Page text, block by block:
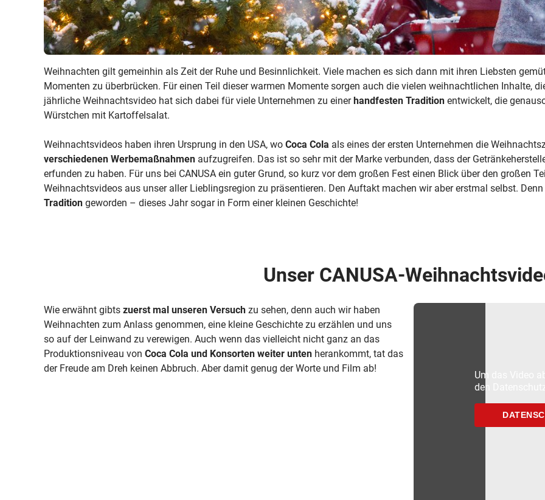
Weihnachten gilt gemeinhin als Zeit der Ruhe und Besinnlichkeit. Viele machen es sich dann mit ihren Liebsten
Momenten zu überbrücken. Für einen Teil dieser warmen Momente sorgen auch die vielen weihnachtlichen Inhalte,
jährliche Weihnachtsvideo hat sich dabei für viele Unternehmen zu einerhandfesten Tradition entwickelt, die
Würstchen mit Kartoffelsalat.
Weihnachtsvideos haben ihren Ursprung in den USA, wo Coca Cola als eines der ersten Unternehmen die
verschiedenen Werbemaßnahmen aufzugreifen. Das ist so sehr mit der Marke verbunden, dass der
erfunden zu haben. Für uns bei CANUSA ein guter Grund, so kurz vor dem großen Fest einen Blick über den großen
Weihnachtsvideos aus unser aller Lieblingsregion zu präsentieren. Den Auftakt machen wir aber erstmal selbst. Denn
Tradition geworden – dieses Jahr sogar in Form einer kleinen Geschichte!
Unser CANUSA-
Wie erwähnt gibts zuerst mal unseren Versuch zu sehen, denn auch wir haben
Weihnachten zum Anlass genommen, eine kleine Geschichte zu erzählen und uns
so auf der Leinwand zu verewigen. Auch wenn das vielleicht nicht ganz an das
Produktionsniveau von Coca Cola und Konsorten weiter unten herankommt, tat das
der Freude am Dreh keinen Abbruch. Aber damit genug der Worte und Film ab!
Um das Video
den